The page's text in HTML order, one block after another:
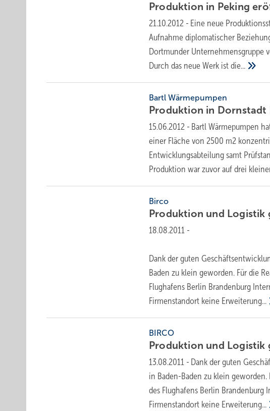
Produktion in Peking
21.10.2012 - Eine neue
Aufnahme diplomatischer
Dortmunder Unternehmensgruppe
Durch das neue Werk istdie...
Bartl Wärmepumpen
Produktion in Dornstadt
15.06.2012 - Bartl Wärmepumpen
einer Fläche von 2500 m2
Entwicklungsabteilung samt
Produktion war zuvor auf drei
Birco
Produktion und ­Logistik
18.08.2011 -
Dank der guten
Baden zu klein geworden. Für die
Flughafens Berlin Brandenburg
Firmenstandort keine Erweiterung...
BIRCO
Produktion und Logistik
13.08.2011 - Dank der guten
in Baden-Baden zu klein
des Flughafens Berlin Brandenburg
Firmenstandort keine Erweiterung...